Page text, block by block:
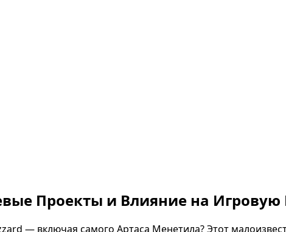
Проекты и Влияние на
— включая самого Артаса Менетила? Этот